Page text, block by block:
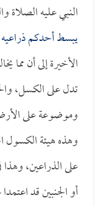
النبي عليه الصلاة
يبسط أحدكم
الأخيرة إلى أن مما
تدل على الكسل،
وموضوعة على
وهذه هيئة الكسول
على الذراعين،
أو الجنبين قد